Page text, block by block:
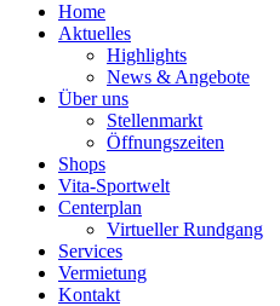
Home
Aktuelles
Highlights
News & Angebote
Über uns
Stellenmarkt
Öffnungszeiten
Shops
Vita-Sportwelt
Centerplan
Virtueller Rundgang
Services
Vermietung
Kontakt